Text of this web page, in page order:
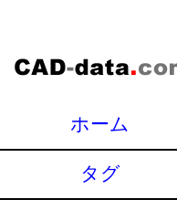
ホーム
タグ